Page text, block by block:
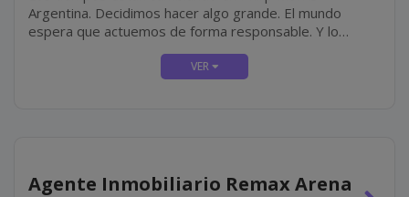
Argentina. Decidimos hacer algo grande. El mundo
espera que actuemos de forma responsable. Y lo
estamos haciendo, transformando completamente
nuestro negocio diseñando un futuro con un propósito
Agente Inmobiliario Remax Arena